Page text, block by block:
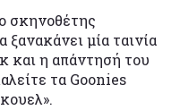
σκηνοθέτης
μία ταινία
και η απάντησή του
τα Goonies